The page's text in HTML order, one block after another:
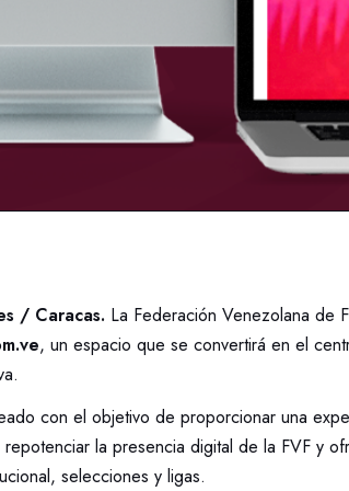
/ Caracas. La Federación Venezolana de
, un espacio que se convertirá en el
con el objetivo de proporcionar una
la presencia digital de la FVF y
selecciones y ligas.